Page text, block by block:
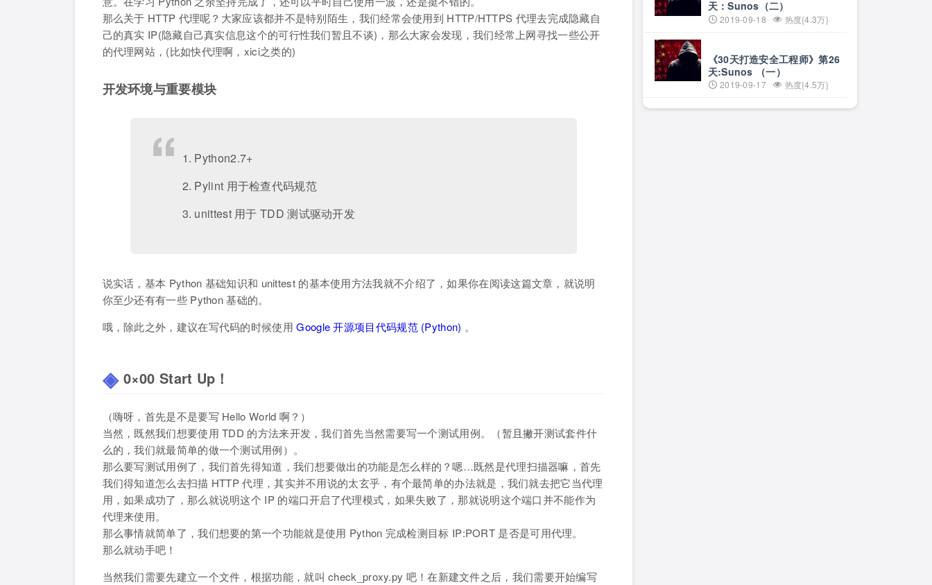
那么关于 HTTP 代理呢？大家应该都并不是特别陌生，我们经常会使用到 HTTP/HTTPS 代理去完成隐藏自
己的真实 IP(隐藏自己真实信息这个的可行性我们暂且不谈)，那么大家会发现，我们经常上网寻找一些公开
的代理网站，(比如快代理啊，xici之类的)
开发环境与重要模块
1. Python2.7+
2. Pylint 用于检查代码规范
3. unittest 用于 TDD 测试驱动开发
说实话，基本 Python 基础知识和 unittest 的基本使用方法我就不介绍了，如果你在阅读这篇文章，就说明
你至少还有有一些 Python 基础的。
哦，除此之外，建议在写代码的时候使用 Google 开源项目代码规范 (Python) 。
0×00 Start Up！
（嗨呀，首先是不是要写 Hello World 啊？）
当然，既然我们想要使用 TDD 的方法来开发，我们首先当然需要写一个测试用例。（暂且撇开测试套件什
么的，我们就最简单的做一个测试用例）。
那么要写测试用例了，我们首先得知道，我们想要做出的功能是怎么样的？嗯…既然是代理扫描器嘛，首先
我们得知道怎么去扫描 HTTP 代理，其实并不用说的太玄乎，有个最简单的办法就是，我们就去把它当代理
用，如果成功了，那么就说明这个 IP 的端口开启了代理模式，如果失败了，那就说明这个端口并不能作为
代理来使用。
那么事情就简单了，我们想要的第一个功能就是使用 Python 完成检测目标 IP:PORT 是否是可用代理。
那么就动手吧！
当然我们需要先建立一个文件，根据功能，就叫 check_proxy.py 吧！在新建文件之后，我们需要开始编写
天：Sunos（二）
2019-09-18 热度{4.3万}
《30天打造安全工程师》第26
天:Sunos （一）
2019-09-17 热度{4.5万}